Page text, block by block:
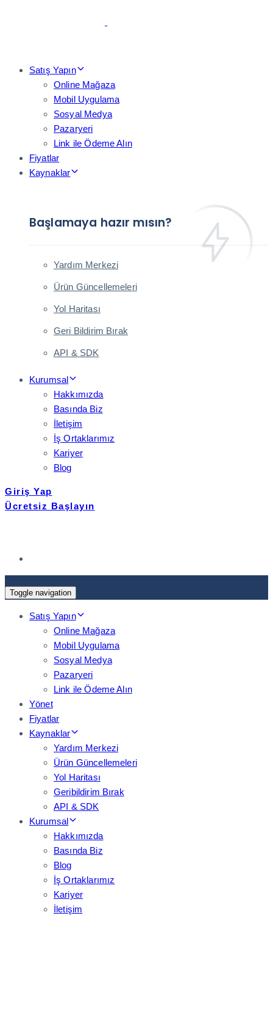
Skip
Satış Yapın
Online Mağaza
Mobil Uygulama
Sosyal Medya
Pazaryeri
Link ile Ödeme Alın
Fiyatlar
Kaynaklar
Başlamaya hazır mısın?
Yardım Merkezi
Ürün Güncellemeleri
Yol Haritası
Geri Bildirim Bırak
API & SDK
Kurumsal
Hakkımızda
Basında Biz
İletişim
İş Ortaklarımız
Kariyer
Blog
Giriş Yap
Ücretsiz Başlayın
Toggle navigation
Satış Yapın
Online Mağaza
Mobil Uygulama
Sosyal Medya
Pazaryeri
Link ile Ödeme Alın
Yönet
Fiyatlar
Kaynaklar
Yardım Merkezi
Ürün Güncellemeleri
Yol Haritası
Geribildirim Bırak
API & SDK
Kurumsal
Hakkımızda
Basında Biz
Blog
İş Ortaklarımız
Kariyer
İletişim